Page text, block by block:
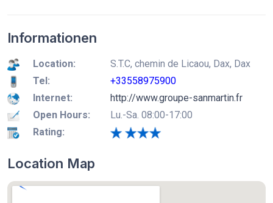
Informationen
Location:
S.T.C, chemin de Licaou, Dax, Dax
Tel:
+33558975900
Internet:
http://www.groupe-sanmartin.fr
Open Hours:
Lu.-Sa. 08:00-17:00
Rating:
Location Map